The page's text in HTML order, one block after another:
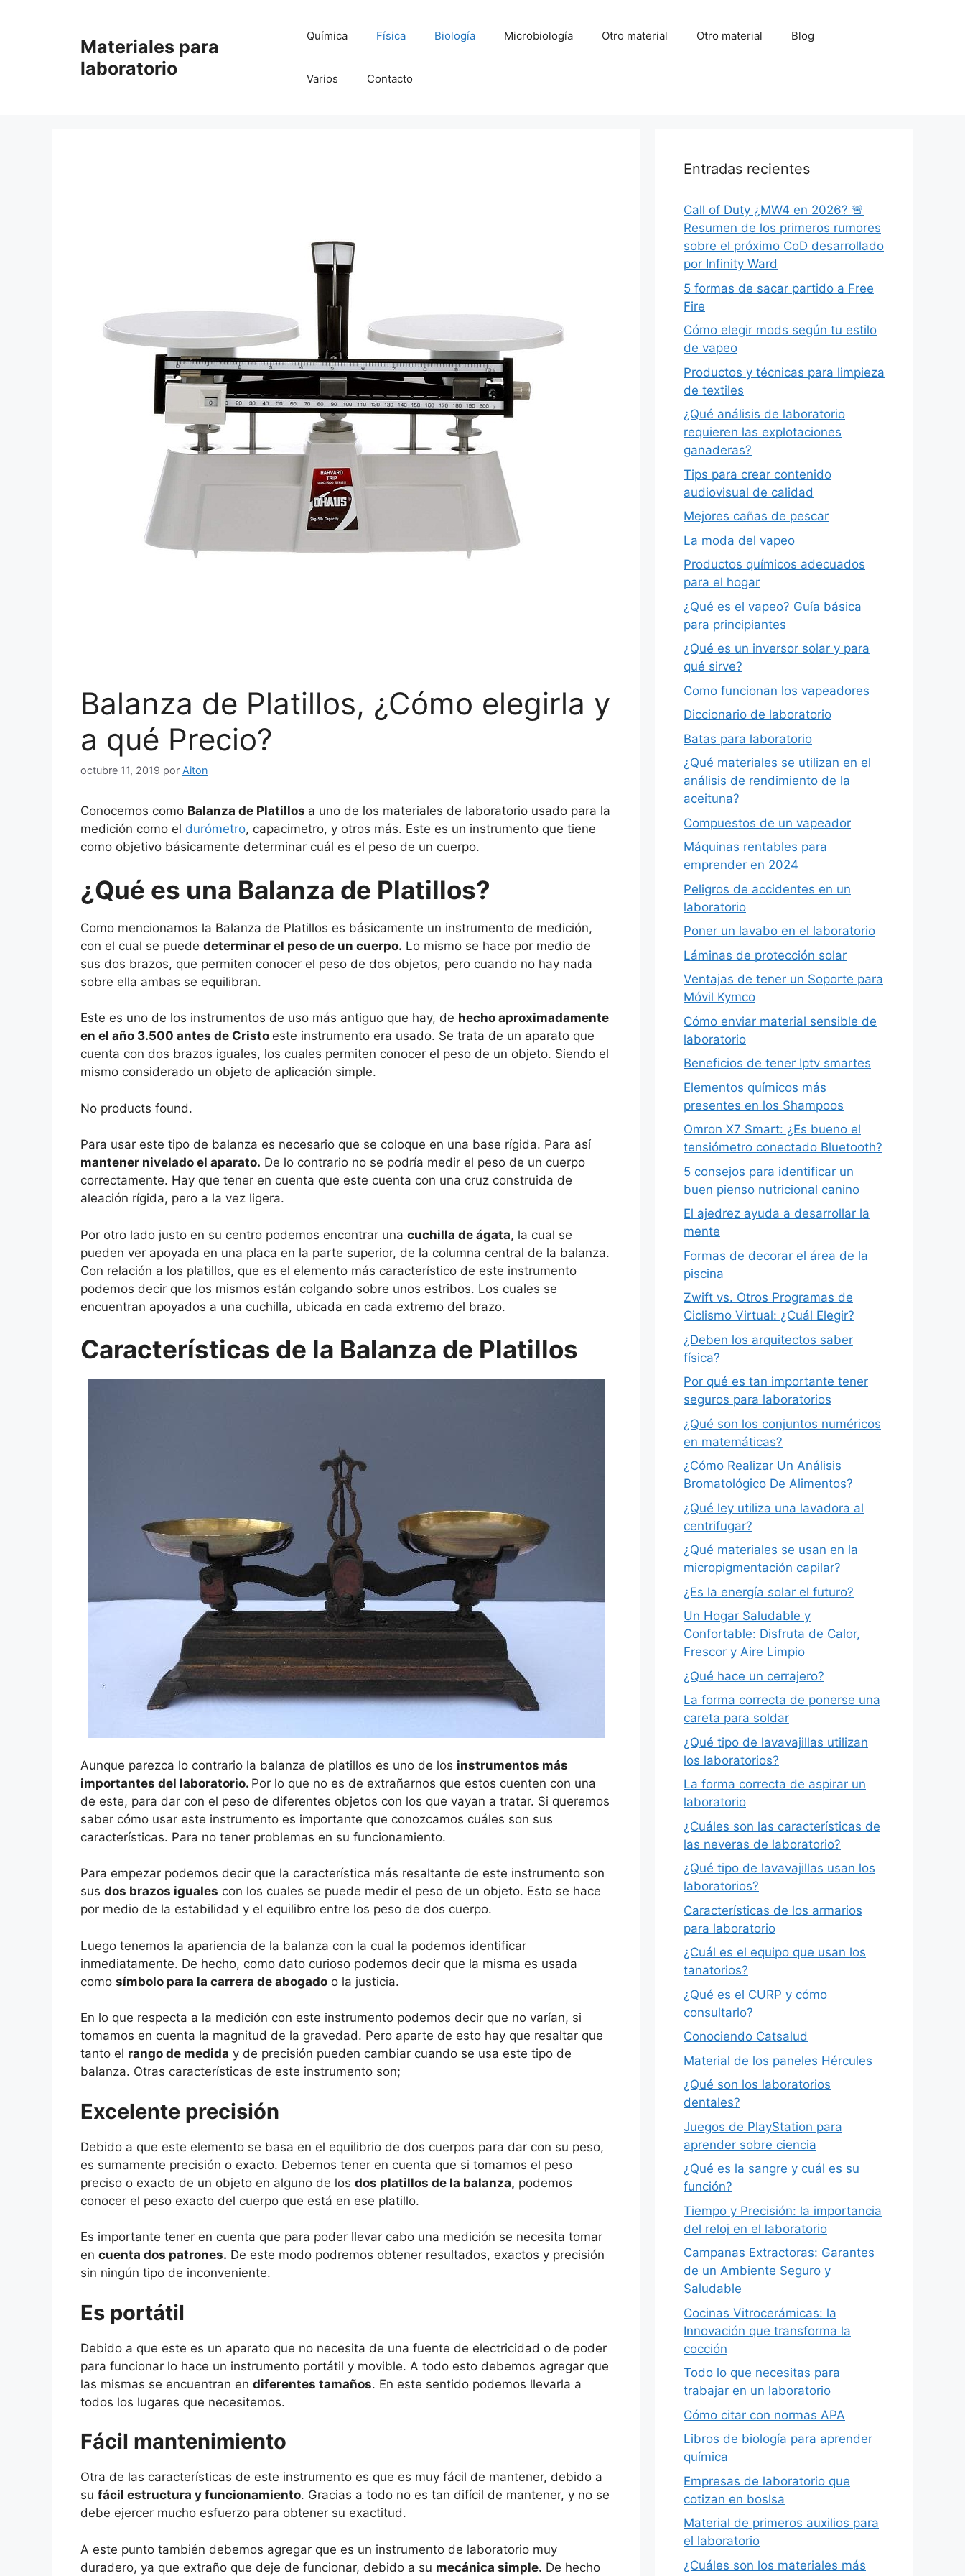
Materiales para
laboratorio
Química Física Biología Microbiología Otro material Otro material Blog
Varios Contacto
Balanza de Platillos, ¿Cómo elegirla y
a qué Precio?
octubre 11, 2019 por Aiton
Conocemos como Balanza de Platillos a uno de los materiales de laboratorio usado para la
medición como el durómetro, capacimetro, y otros más. Este es un instrumento que tiene
como objetivo básicamente determinar cuál es el peso de un cuerpo.
¿Qué es una Balanza de Platillos?
Como mencionamos la Balanza de Platillos es básicamente un instrumento de medición,
con el cual se puede determinar el peso de un cuerpo. Lo mismo se hace por medio de
sus dos brazos, que permiten conocer el peso de dos objetos, pero cuando no hay nada
sobre ella ambas se equilibran.
Este es uno de los instrumentos de uso más antiguo que hay, de hecho aproximadamente
en el año 3.500 antes de Cristo este instrumento era usado. Se trata de un aparato que
cuenta con dos brazos iguales, los cuales permiten conocer el peso de un objeto. Siendo el
mismo considerado un objeto de aplicación simple.
No products found.
Para usar este tipo de balanza es necesario que se coloque en una base rígida. Para así
mantener nivelado el aparato. De lo contrario no se podría medir el peso de un cuerpo
correctamente. Hay que tener en cuenta que este cuenta con una cruz construida de
aleación rígida, pero a la vez ligera.
Por otro lado justo en su centro podemos encontrar una cuchilla de ágata, la cual se
pueden ver apoyada en una placa en la parte superior, de la columna central de la balanza.
Con relación a los platillos, que es el elemento más característico de este instrumento
podemos decir que los mismos están colgando sobre unos estribos. Los cuales se
encuentran apoyados a una cuchilla, ubicada en cada extremo del brazo.
Características de la Balanza de Platillos
Aunque parezca lo contrario la balanza de platillos es uno de los instrumentos más
importantes del laboratorio. Por lo que no es de extrañarnos que estos cuenten con una
de este, para dar con el peso de diferentes objetos con los que vayan a tratar. Si queremos
saber cómo usar este instrumento es importante que conozcamos cuáles son sus
características. Para no tener problemas en su funcionamiento.
Para empezar podemos decir que la característica más resaltante de este instrumento son
sus dos brazos iguales con los cuales se puede medir el peso de un objeto. Esto se hace
por medio de la estabilidad y el equilibro entre los peso de dos cuerpo.
Luego tenemos la apariencia de la balanza con la cual la podemos identificar
inmediatamente. De hecho, como dato curioso podemos decir que la misma es usada
como símbolo para la carrera de abogado o la justicia.
En lo que respecta a la medición con este instrumento podemos decir que no varían, si
tomamos en cuenta la magnitud de la gravedad. Pero aparte de esto hay que resaltar que
tanto el rango de medida y de precisión pueden cambiar cuando se usa este tipo de
balanza. Otras características de este instrumento son;
Excelente precisión
Debido a que este elemento se basa en el equilibrio de dos cuerpos para dar con su peso,
es sumamente precisión o exacto. Debemos tener en cuenta que si tomamos el peso
preciso o exacto de un objeto en alguno de los dos platillos de la balanza, podemos
conocer el peso exacto del cuerpo que está en ese platillo.
Es importante tener en cuenta que para poder llevar cabo una medición se necesita tomar
en cuenta dos patrones. De este modo podremos obtener resultados, exactos y precisión
sin ningún tipo de inconveniente.
Es portátil
Debido a que este es un aparato que no necesita de una fuente de electricidad o de poder
para funcionar lo hace un instrumento portátil y movible. A todo esto debemos agregar que
las mismas se encuentran en diferentes tamaños. En este sentido podemos llevarla a
todos los lugares que necesitemos.
Fácil mantenimiento
Otra de las características de este instrumento es que es muy fácil de mantener, debido a
su fácil estructura y funcionamiento. Gracias a todo no es tan difícil de mantener, y no se
debe ejercer mucho esfuerzo para obtener su exactitud.
A este punto también debemos agregar que es un instrumento de laboratorio muy
duradero, ya que extraño que deje de funcionar, debido a su mecánica simple. De hecho
Entradas recientes
Call of Duty ¿MW4 en 2026? 🚨
Resumen de los primeros rumores
sobre el próximo CoD desarrollado
por Infinity Ward
5 formas de sacar partido a Free
Fire
Cómo elegir mods según tu estilo
de vapeo
Productos y técnicas para limpieza
de textiles
¿Qué análisis de laboratorio
requieren las explotaciones
ganaderas?
Tips para crear contenido
audiovisual de calidad
Mejores cañas de pescar
La moda del vapeo
Productos químicos adecuados
para el hogar
¿Qué es el vapeo? Guía básica
para principiantes
¿Qué es un inversor solar y para
qué sirve?
Como funcionan los vapeadores
Diccionario de laboratorio
Batas para laboratorio
¿Qué materiales se utilizan en el
análisis de rendimiento de la
aceituna?
Compuestos de un vapeador
Máquinas rentables para
emprender en 2024
Peligros de accidentes en un
laboratorio
Poner un lavabo en el laboratorio
Láminas de protección solar
Ventajas de tener un Soporte para
Móvil Kymco
Cómo enviar material sensible de
laboratorio
Beneficios de tener Iptv smartes
Elementos químicos más
presentes en los Shampoos
Omron X7 Smart: ¿Es bueno el
tensiómetro conectado Bluetooth?
5 consejos para identificar un
buen pienso nutricional canino
El ajedrez ayuda a desarrollar la
mente
Formas de decorar el área de la
piscina
Zwift vs. Otros Programas de
Ciclismo Virtual: ¿Cuál Elegir?
¿Deben los arquitectos saber
física?
Por qué es tan importante tener
seguros para laboratorios
¿Qué son los conjuntos numéricos
en matemáticas?
¿Cómo Realizar Un Análisis
Bromatológico De Alimentos?
¿Qué ley utiliza una lavadora al
centrifugar?
¿Qué materiales se usan en la
micropigmentación capilar?
¿Es la energía solar el futuro?
Un Hogar Saludable y
Confortable: Disfruta de Calor,
Frescor y Aire Limpio
¿Qué hace un cerrajero?
La forma correcta de ponerse una
careta para soldar
¿Qué tipo de lavavajillas utilizan
los laboratorios?
La forma correcta de aspirar un
laboratorio
¿Cuáles son las características de
las neveras de laboratorio?
¿Qué tipo de lavavajillas usan los
laboratorios?
Características de los armarios
para laboratorio
¿Cuál es el equipo que usan los
tanatorios?
¿Qué es el CURP y cómo
consultarlo?
Conociendo Catsalud
Material de los paneles Hércules
¿Qué son los laboratorios
dentales?
Juegos de PlayStation para
aprender sobre ciencia
¿Qué es la sangre y cuál es su
función?
Tiempo y Precisión: la importancia
del reloj en el laboratorio
Campanas Extractoras: Garantes
de un Ambiente Seguro y
Saludable
Cocinas Vitrocerámicas: la
Innovación que transforma la
cocción
Todo lo que necesitas para
trabajar en un laboratorio
Cómo citar con normas APA
Libros de biología para aprender
química
Empresas de laboratorio que
cotizan en boslsa
Material de primeros auxilios para
el laboratorio
¿Cuáles son los materiales más